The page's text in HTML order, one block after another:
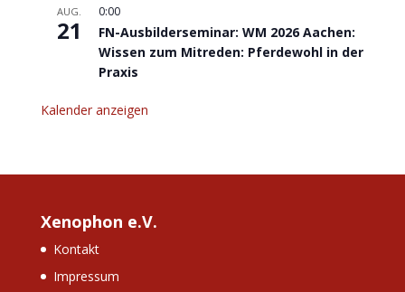
AUG.
21
0:00
FN-Ausbilderseminar: WM 2026 Aachen:
Wissen zum Mitreden: Pferdewohl in der
Praxis
Kalender anzeigen
Xenophon e.V.
Kontakt
Impressum